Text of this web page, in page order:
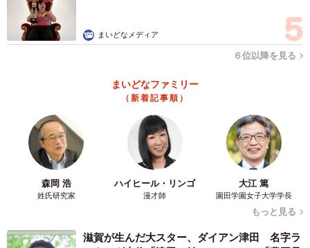
まいどなメディア
６位以降を見る
まいどなファミリー
（新着記事順）
森岡 浩
姓氏研究家
ハイヒール・リンゴ
漫才師
大江 篤
園田学園女子大学学長
もっと見る
滋賀が生んだ大スター、ダイアン津田 名字ラ